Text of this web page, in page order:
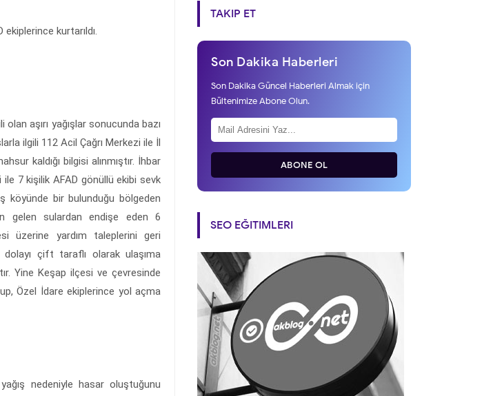
kurtarıldı.
aşırı yağışlar sonucunda bazı
ilgili 112 Acil Çağrı Merkezi ile İl
kaldığı bilgisi alınmıştır. İhbar
7 kişilik AFAD gönüllü ekibi sevk
köyünde bir bulunduğu bölgeden
gelen sulardan endişe eden 6
üzerine yardım taleplerini geri
dolayı çift taraflı olarak ulaşıma
Yine Keşap ilçesi ve çevresinde
Özel İdare ekiplerince yol açma
nedeniyle hasar oluştuğunu
TAKIP ET
Son Dakika Haberleri
Son Dakika Güncel Haberleri Almak için
Bültenimize Abone Olun.
ABONE OL
SEO EĞITIMLERI